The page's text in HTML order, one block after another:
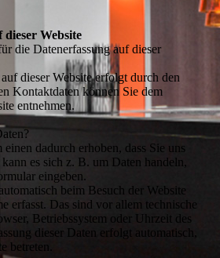
dieser Website
die Datenerfassung auf dieser
dieser Website erfolgt durch den
Kontaktdaten können Sie dem
entnehmen.
dadurch erhoben, dass Sie uns
es sich z. B. um Daten handeln,
eingeben.
beim Besuch der Website
erfasst. Das sind vor allem technische
Betriebssystem oder Uhrzeit des
dieser Daten erfolgt automatisch,
betreten.